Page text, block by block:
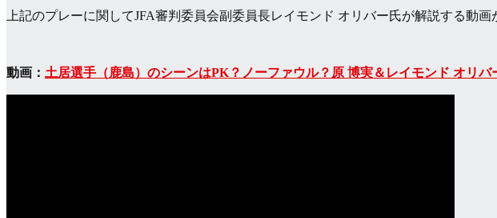
上記のプレーに関してJFA審判委員会副委員長レイモンド オリバー氏が解説する動
動画： 土居選手（鹿島）のシーンはPK？ノーファウル？原 博実＆レイモンド オリ